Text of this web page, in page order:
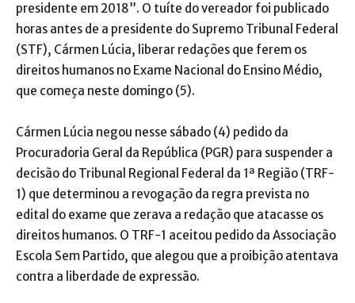
presidente em 2018”. O tuíte do vereador foi publicado
horas antes de a presidente do Supremo Tribunal Federal
(STF), Cármen Lúcia, liberar redações que ferem os
direitos humanos no Exame Nacional do Ensino Médio,
que começa neste domingo (5).
Cármen Lúcia negou nesse sábado (4) pedido da
Procuradoria Geral da República (PGR) para suspender a
decisão do Tribunal Regional Federal da 1ª Região (TRF-
1) que determinou a revogação da regra prevista no
edital do exame que zerava a redação que atacasse os
direitos humanos. O TRF-1 aceitou pedido da Associação
Escola Sem Partido, que alegou que a proibição atentava
contra a liberdade de expressão.